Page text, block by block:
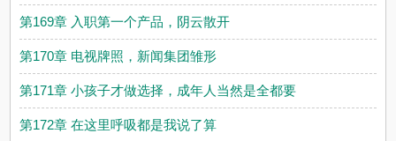
第169章 入职第一个产品，阴云散开
第170章 电视牌照，新闻集团雏形
第171章 小孩子才做选择，成年人当然是全都要
第172章 在这里呼吸都是我说了算